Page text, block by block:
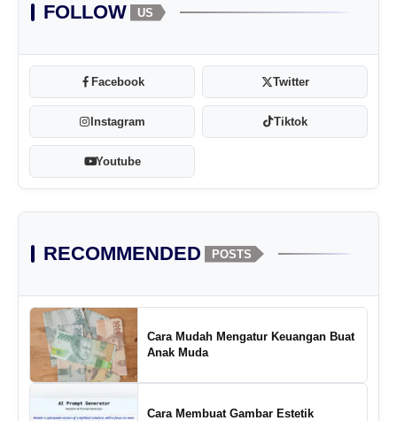
FOLLOW US
Facebook Twitter
Instagram Tiktok
Youtube
RECOMMENDED POSTS
Cara Mudah Mengatur Keuangan Buat
Anak Muda
Cara Membuat Gambar Estetik